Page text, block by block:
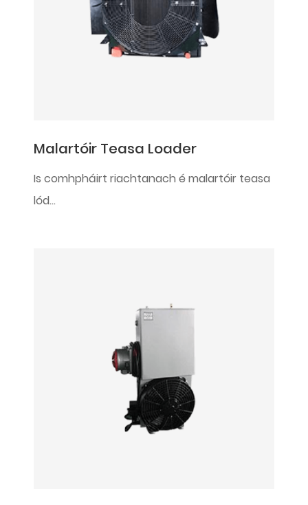
Malartóir Teasa Loader
Is comhpháirt riachtanach é malartóir teasa
lód...